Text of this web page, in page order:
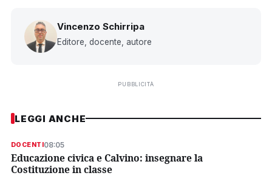
Vincenzo Schirripa
Editore, docente, autore
PUBBLICITÀ
LEGGI ANCHE
DOCENTI08:05
Educazione civica e Calvino: insegnare la
Costituzione in classe